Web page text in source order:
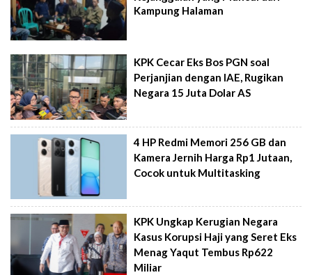
Kampung Halaman
KPK Cecar Eks Bos PGN soal
Perjanjian dengan IAE, Rugikan
Negara 15 Juta Dolar AS
4 HP Redmi Memori 256 GB dan
Kamera Jernih Harga Rp1 Jutaan,
Cocok untuk Multitasking
KPK Ungkap Kerugian Negara
Kasus Korupsi Haji yang Seret Eks
Menag Yaqut Tembus Rp622
Miliar